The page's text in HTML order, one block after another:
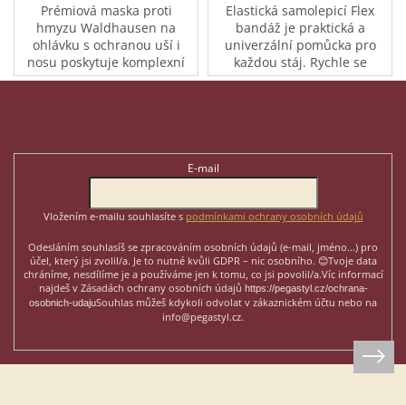
Prémiová maska proti
hmyzu Waldhausen na
ohlávku s ochranou uší i
nosu poskytuje komplexní
ochranu koňské hlavy před
Elastická samolepicí Flex
bandáž je praktická a
univerzální pomůcka pro
každou stáj. Rychle se
nasazuje, drží sama od sebe
Z
E-mail
Vložením e-mailu souhlasíte s podmínkami ochrany osobních údajů
Odesláním souhlasíš se zpracováním osobních údajů (e-mail, jméno...) pro
účel, který jsi zvolil/a. Je to nutné kvůli GDPR – nic osobního. 😊Tvoje data
chráníme, nesdílíme je a používáme jen k tomu, co jsi povolil/a.Víc informací
najdeš v Zásadách ochrany osobních údajů https://pegastyl.cz/ochrana-
osobnich-udajuSouhlas můžeš kdykoli odvolat v zákaznickém účtu nebo na
info@pegastyl.cz.